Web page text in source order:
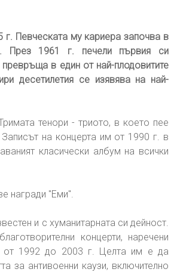
Певческата му кариера започва в
През 1961 г. печели първия си
в един от най-плодовитите
десетилетия се изявява на най-
тенори - триото, в което пее
на концерта им от 1990 г. в
класически албум на всички
награди "Еми".
и с хуманитарната си дейност.
концерти, наречени
от 1992 до 2003 г. Целта им е да
за антивоенни каузи, включително